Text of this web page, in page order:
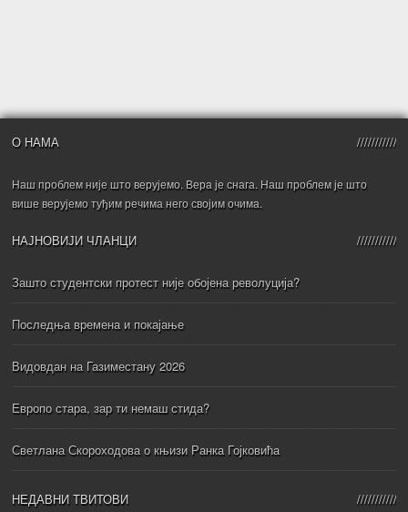
О НАМА
Наш проблем није што верујемо. Вера је снага. Наш проблем је што
више верујемо туђим речима него својим очима.
НАЈНОВИЈИ ЧЛАНЦИ
Зашто студентски протест није обојена револуција?
Последња времена и покајање
Видовдан на Газиместану 2026
Европо стара, зар ти немаш стида?
Светлана Скороходова о књизи Ранка Гојковића
НЕДАВНИ ТВИТОВИ